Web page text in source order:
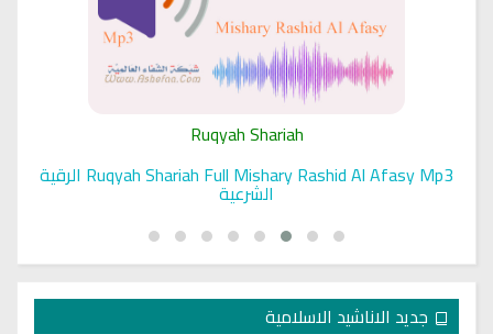
Ruqyah Shariah
Ruqyah Shariah Full Mishary Rashid Al Afasy Mp3 الرقية
الشرعية
جديد الاناشيد الاسلامية